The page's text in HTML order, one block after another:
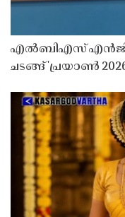
എൽബിഎസ്
ചടങ്ങ് 'പ്രയാൺ